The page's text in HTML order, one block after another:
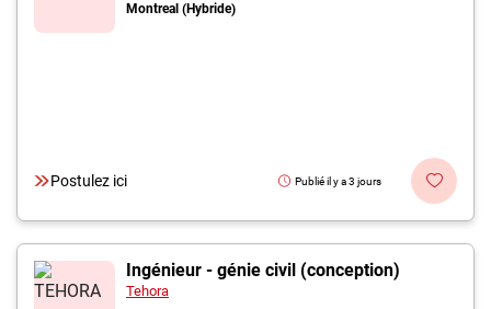
Montreal (Hybride)
Postulez ici Publié il y a 3 jours
Ingénieur - génie civil (conception)
Tehora